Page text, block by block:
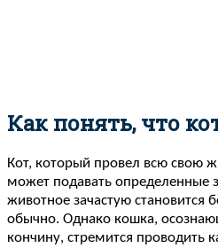
Как понять, что
Кот, который провел всю свою
может подавать определенные
животное зачастую становится
обычно. Однако кошка,
кончину, стремится